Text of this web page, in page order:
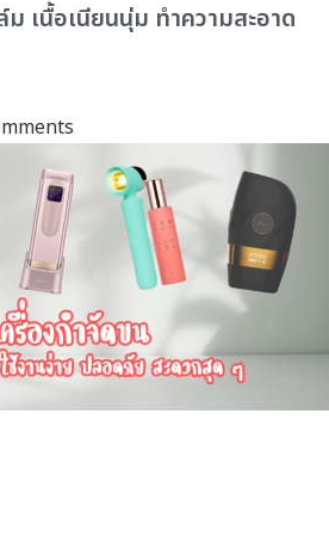
เนื้อเนียนนุ่ม ทำความสะอาด